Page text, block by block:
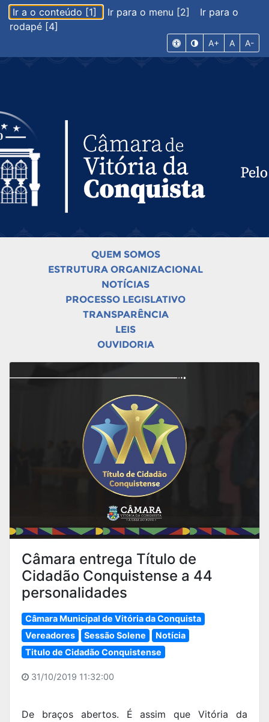
Ir a o conteúdo [1] Ir para o menu [2]
Ir para o
rodapé [4]
A+ A A-
QUEM SOMOS
ESTRUTURA ORGANIZACIONAL
NOTÍCIAS
PROCESSO LEGISLATIVO
TRANSPARÊNCIA
LEIS
OUVIDORIA
Câmara entrega Título de
Cidadão Conquistense a 44
personalidades
Câmara Municipal de Vitória da Conquista
Vereadores
Sessão Solene
Notícia
Titulo de Cidadão Conquistense
31/10/2019 11:32:00
De braços abertos. É assim que Vitória da